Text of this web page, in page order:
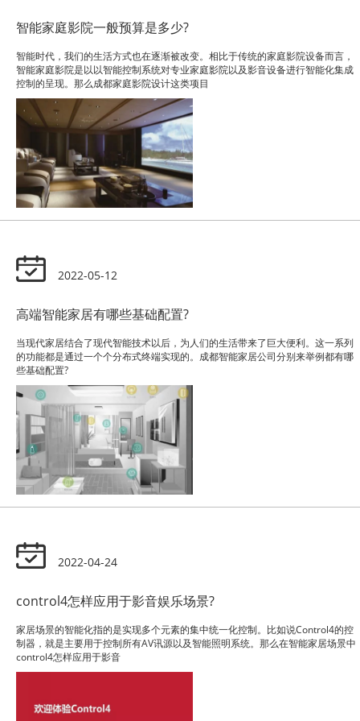
智能家庭影院一般预算是多少?
智能时代，我们的生活方式也在逐渐被改变。相比于传统的家庭影院设备而言，
智能家庭影院是以以智能控制系统对专业家庭影院以及影音设备进行智能化集成
控制的呈现。那么成都家庭影院设计这类项目
2022-05-12
高端智能家居有哪些基础配置?
当现代家居结合了现代智能技术以后，为人们的生活带来了巨大便利。这一系列
的功能都是通过一个个分布式终端实现的。成都智能家居公司分别来举例都有哪
些基础配置?
2022-04-24
control4怎样应用于影音娱乐场景?
家居场景的智能化指的是实现多个元素的集中统一化控制。比如说Control4的控
制器，就是主要用于控制所有AV讯源以及智能照明系统。那么在智能家居场景中
control4怎样应用于影音